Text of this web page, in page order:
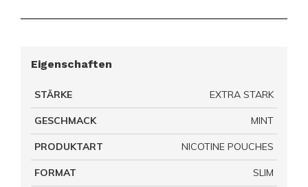
Eigenschaften
STÄRKE EXTRA STARK
GESCHMACK MINT
PRODUKTART NICOTINE POUCHES
FORMAT SLIM